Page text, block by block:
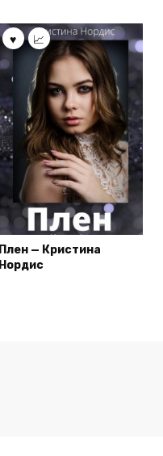
Плен — Кристина
Нордис